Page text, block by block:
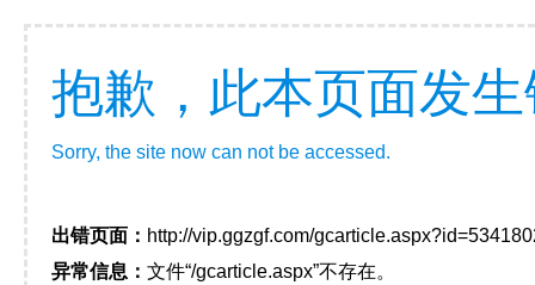
抱歉，此本页面发
Sorry, the site now can not be accessed.
出错页面： http://vip.ggzgf.com/
异常信息： 文件“/gcarticle.aspx”不存在。